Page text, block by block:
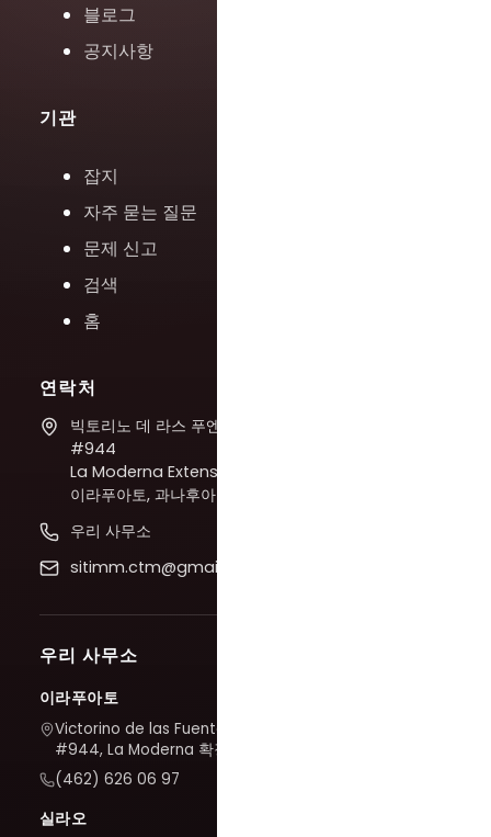
블로그
공지사항
기관
잡지
자주 묻는 질문
문제 신고
검색
홈
연락처
빅토리노 데 라스 푸엔테스
#944
La Moderna Extension,
이라푸아토, 과나후아토
우리 사무소
sitimm.ctm@gmail.com
우리 사무소
이라푸아토
Victorino de las Fuentes
#944, La Moderna 확장
(462) 626 06 97
실라오